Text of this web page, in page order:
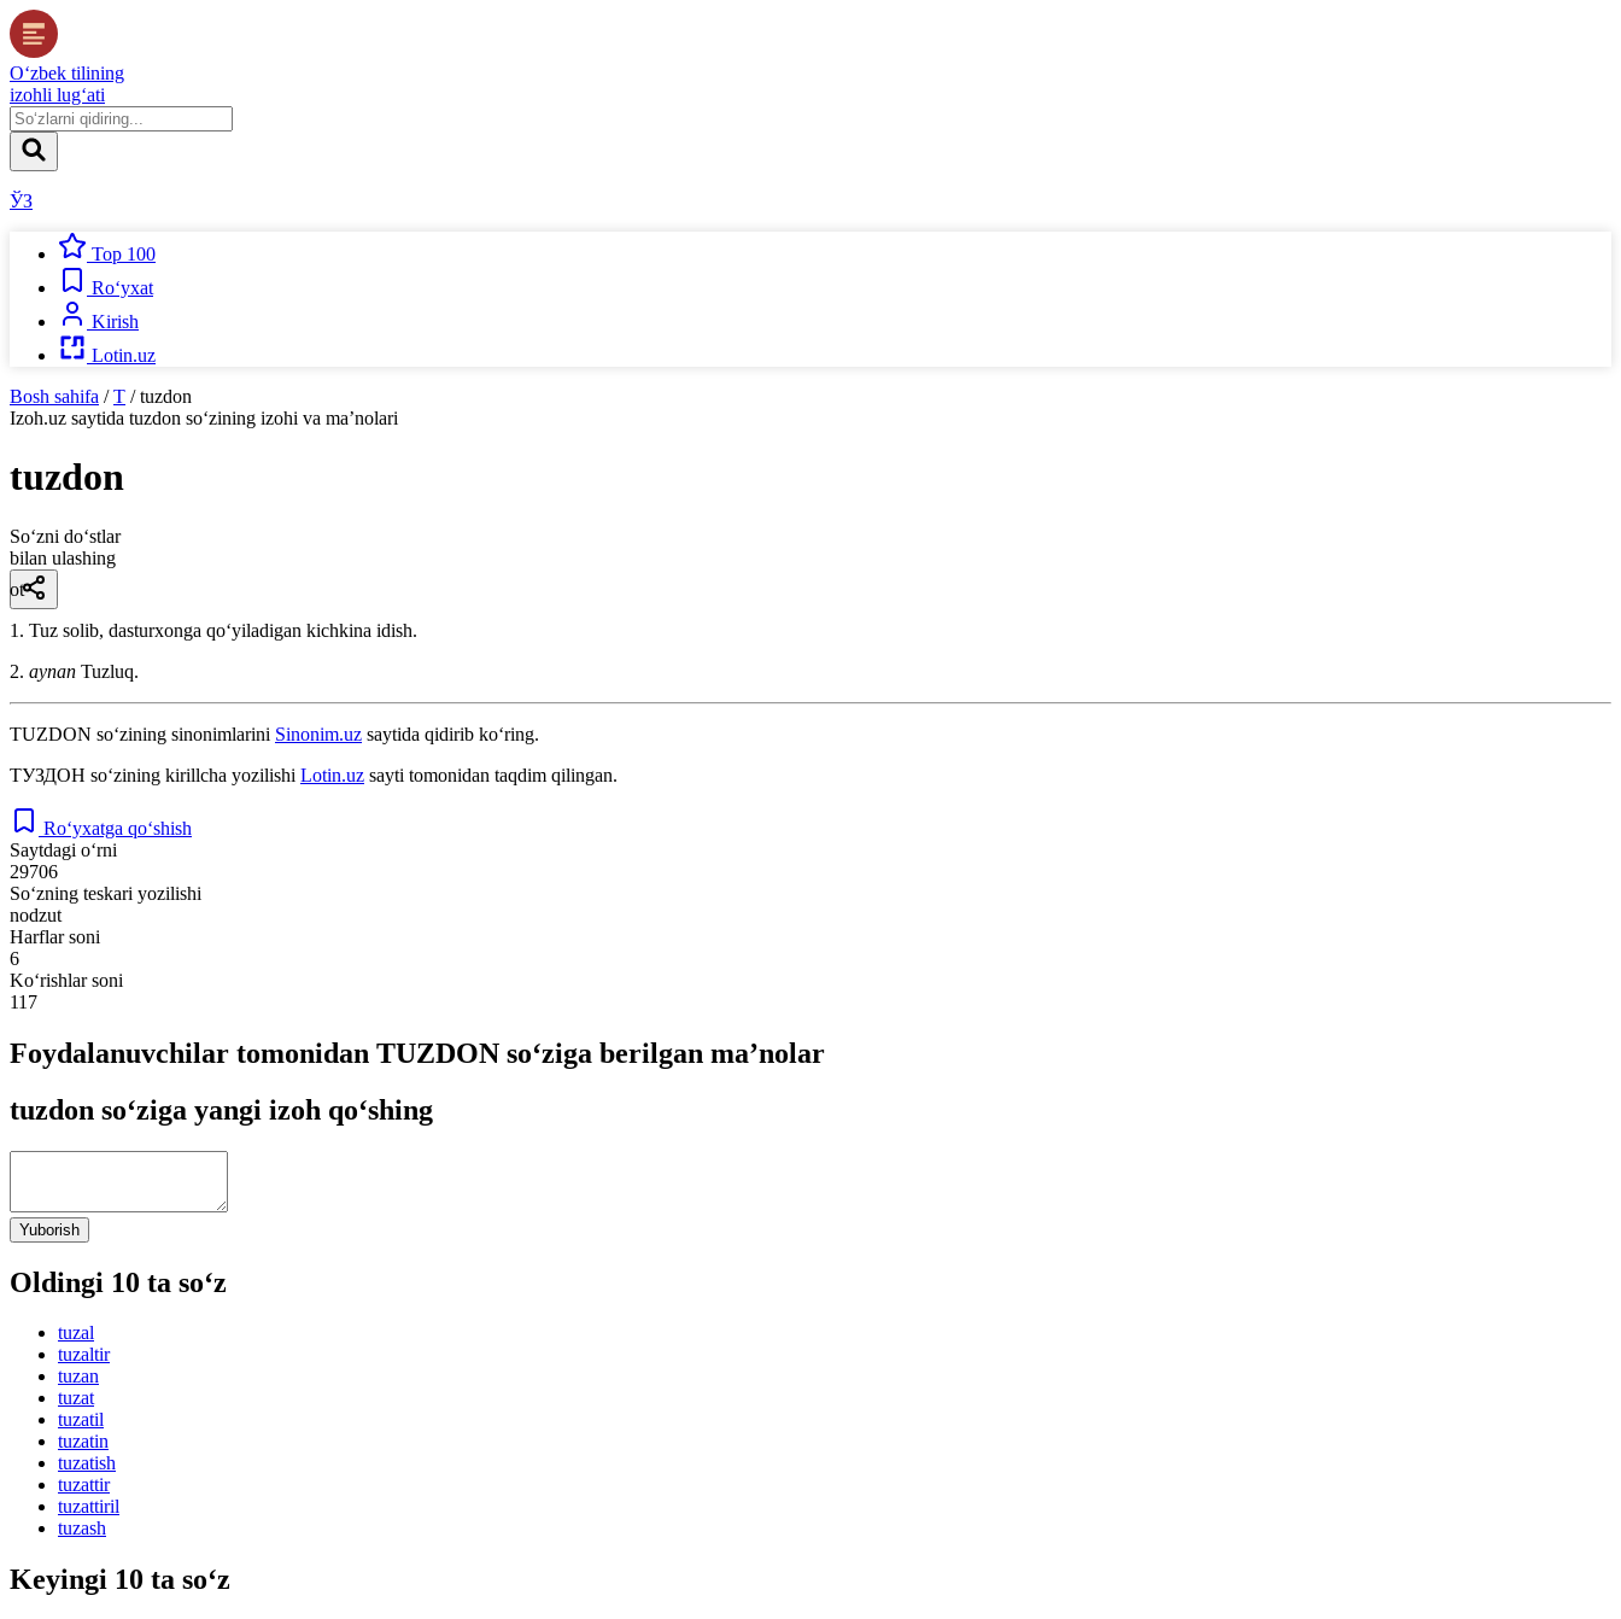
O‘zbek tilining
izohli lug‘ati
ЎЗ
Top 100
Ro‘yxat
Kirish
Lotin.uz
Bosh sahifa / T / tuzdon
Izoh.uz saytida tuzdon so‘zining izohi va ma’nolari
tuzdon
So‘zni do‘stlar
bilan ulashing
ot
1. Tuz solib, dasturxonga qoʻyiladigan kichkina idish.
2. aynan Tuzluq.
TUZDON so‘zining sinonimlarini Sinonim.uz saytida qidirib ko‘ring.
ТУЗДОН so‘zining kirillcha yozilishi Lotin.uz sayti tomonidan taqdim qilingan.
Ro‘yxatga qo‘shish
Saytdagi o‘rni
29706
So‘zning teskari yozilishi
nodzut
Harflar soni
6
Ko‘rishlar soni
117
Foydalanuvchilar tomonidan TUZDON so‘ziga berilgan ma’nolar
tuzdon so‘ziga yangi izoh qo‘shing
Yuborish
Oldingi 10 ta so‘z
tuzal
tuzaltir
tuzan
tuzat
tuzatil
tuzatin
tuzatish
tuzattir
tuzattiril
tuzash
Keyingi 10 ta so‘z